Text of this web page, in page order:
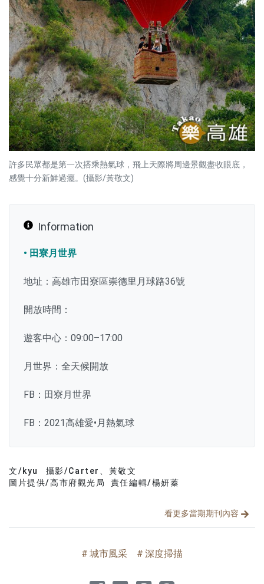
許多民眾都是第一次搭乘熱氣球，飛上天際將周邊景觀盡收眼底，
感覺十分新鮮過癮。(攝影/黃敬文)
Information
• 田寮月世界
地址：高雄市田寮區崇德里月球路36號
開放時間：
遊客中心：09:00–17:00
月世界：全天候開放
FB：田寮月世界
FB：2021高雄愛•月熱氣球
文/kyu
攝影/Carter、黃敬文
圖片提供/高市府觀光局 責任編輯/楊妍蓁
看更多當期期刊內容
文章分類
城市風采 深度掃描
分享文章